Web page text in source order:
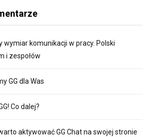
wymiar komunikacji w pracy. Polski
i zespołów
GG dla Was
Co dalej?
aktywować GG Chat na swojej stronie